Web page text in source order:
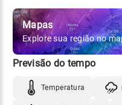
Mapas
Explore sua região no
Previsão do tempo
Temperatura